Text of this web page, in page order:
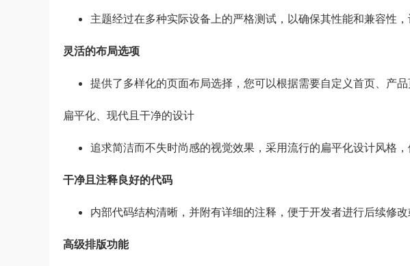
主题经过在多种实际设备上的严格测试，以确保其性能和兼容性，
灵活的布局选项
提供了多样化的页面布局选择，您可以根据需要自定义首页、产
扁平化、现代且干净的设计
追求简洁而不失时尚感的视觉效果，采用流行的扁平化设计风格
干净且注释良好的代码
内部代码结构清晰，并附有详细的注释，便于开发者进行后续修
高级排版功能